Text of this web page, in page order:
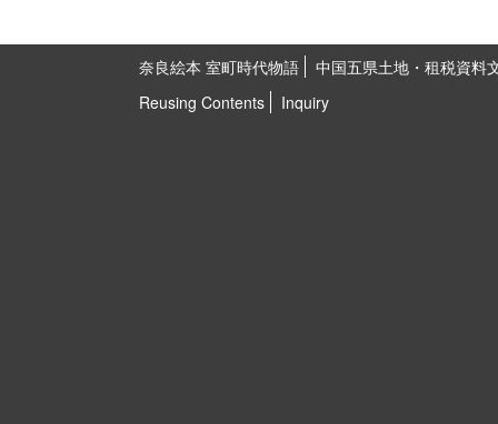
奈良絵本 室町時代物語
中国五県土地・租税資料
Reusing Contents
Inquiry